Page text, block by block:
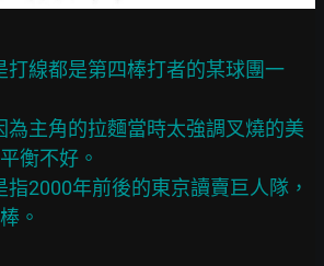
打線都是第四棒打者的某球團一
為主角的拉麵當時太強調叉燒的美
衡不好。
指2000年前後的東京讀賣巨人隊，
。